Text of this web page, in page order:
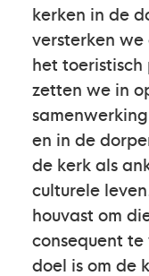
kerken in de
versterken we
het
zetten we in
en in de
de kerk als
culturele
houvast om
consequent
doel is om de